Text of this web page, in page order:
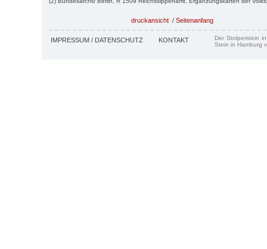
druckansicht / Seitenanfang
IMPRESSUM / DATENSCHUTZ KONTAKT
Der Stolperstein
Stein in Hamburg